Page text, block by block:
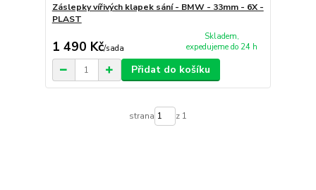
Záslepky vířivých klapek sání - BMW - 33mm - 6X -
PLAST
1 490 Kč/sada
Skladem,
expedujeme do 24 h
Přidat do košíku
strana z 1